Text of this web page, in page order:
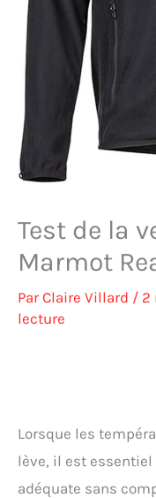
Test de la
Marmot
ParClaire Villard / 2
lecture
Lorsque les
lève, il est essentiel
adéquate sans